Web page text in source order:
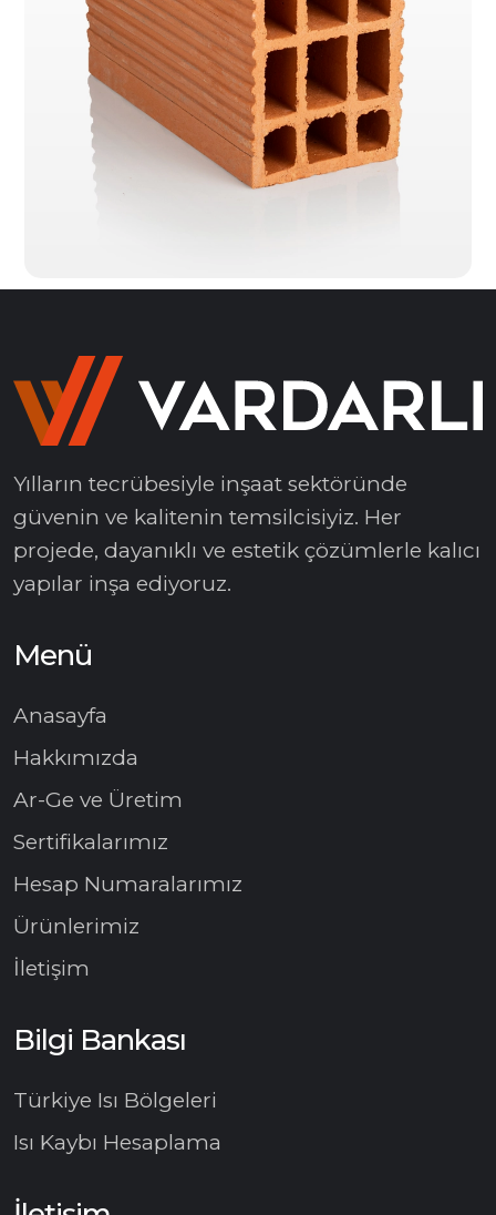
Yılların tecrübesiyle inşaat sektöründe
güvenin ve kalitenin temsilcisiyiz. Her
projede, dayanıklı ve estetik çözümlerle kalıcı
yapılar inşa ediyoruz.
Menü
Anasayfa
Hakkımızda
Ar-Ge ve Üretim
Sertifikalarımız
Hesap Numaralarımız
Ürünlerimiz
İletişim
Bilgi Bankası
Türkiye Isı Bölgeleri
Isı Kaybı Hesaplama